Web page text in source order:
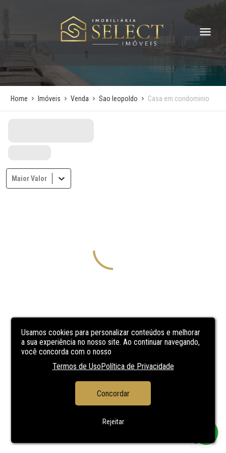
Usamos cookies para personalizar conteúdos e melhorar
a sua experiência no nosso site. Ao continuar navegando,
você concorda com o nosso
Termos de UsoPolítica de Privacidade
Concordar
Rejeitar
Home Imóveis Venda Sao leopoldo Casa em condominio
Maior Valor